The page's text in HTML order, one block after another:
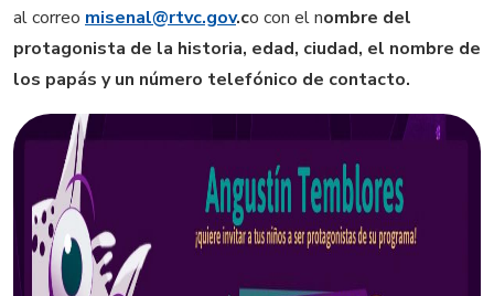
al correo misenal@rtvc.gov.co con el nombre del
protagonista de la historia, edad, ciudad, el nombre de
los papás y un número telefónico de contacto.